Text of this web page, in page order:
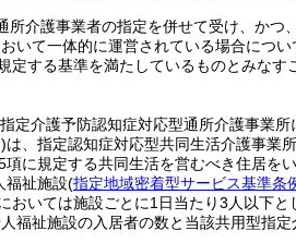
介護事業者の指定を併せて受け、かつ
いて一体的に運営されている場合につい
定する基準を満たしているものとみなす
定介護予防認知症対応型通所介護事業
は、指定認知症対応型共同生活介護事業
に規定する共同生活を営むべき住居を
福祉施設(指定地域密着型サービス基準条
おいては施設ごとに1日当たり3人以下
祉施設の入居者の数と当該共用型指